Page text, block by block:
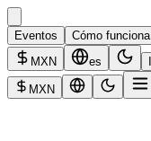
Eventos Cómo funciona
MXN
es
MXN